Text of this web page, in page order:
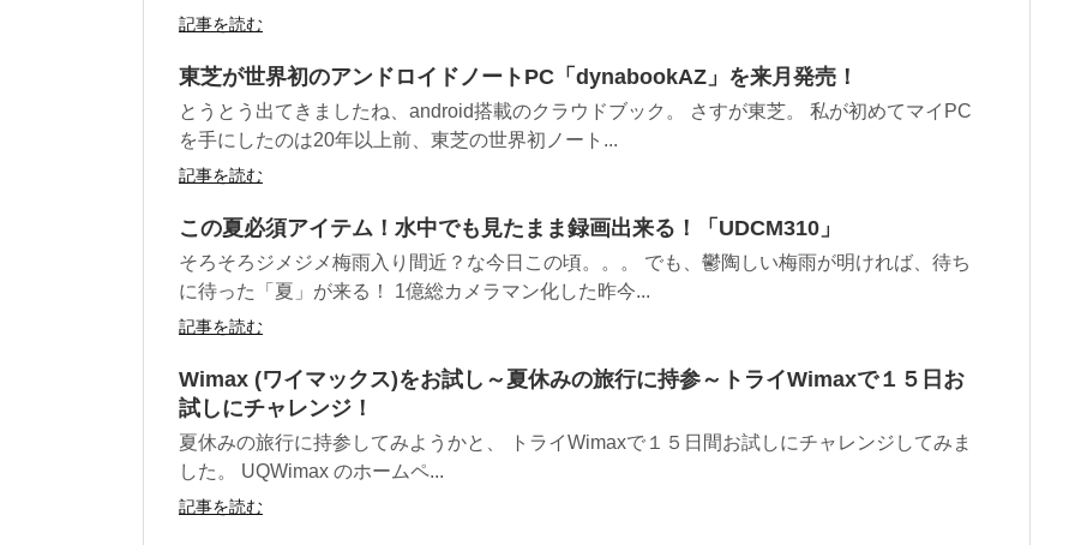
記事を読む
東芝が世界初のアンドロイドノートPC「dynabookAZ」を来月発売！
とうとう出てきましたね、android搭載のクラウドブック。 さすが東芝。 私が初めてマイPC
を手にしたのは20年以上前、東芝の世界初ノート...
記事を読む
この夏必須アイテム！水中でも見たまま録画出来る！「UDCM310」
そろそろジメジメ梅雨入り間近？な今日この頃。。。 でも、鬱陶しい梅雨が明ければ、待ち
に待った「夏」が来る！ 1億総カメラマン化した昨今...
記事を読む
Wimax (ワイマックス)をお試し～夏休みの旅行に持参～トライWimaxで１５日お
試しにチャレンジ！
夏休みの旅行に持参してみようかと、 トライWimaxで１５日間お試しにチャレンジしてみま
した。 UQWimax のホームペ...
記事を読む